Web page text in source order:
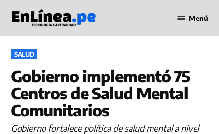
contenido
en Línea
Menú
PUBLICADO
EN
SALUD
Gobierno implementó 75
Centros de Salud Mental
Comunitarios
Gobierno fortalece política de salud mental a nivel